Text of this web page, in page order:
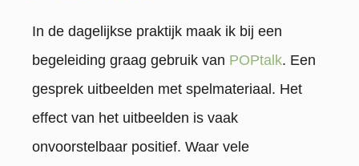
In de dagelijkse praktijk maak ik bij een
begeleiding graag gebruik van POPtalk. Een
gesprek uitbeelden met spelmateriaal. Het
effect van het uitbeelden is vaak
onvoorstelbaar positief. Waar vele